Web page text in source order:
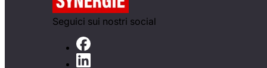
Seguici sui nostri social